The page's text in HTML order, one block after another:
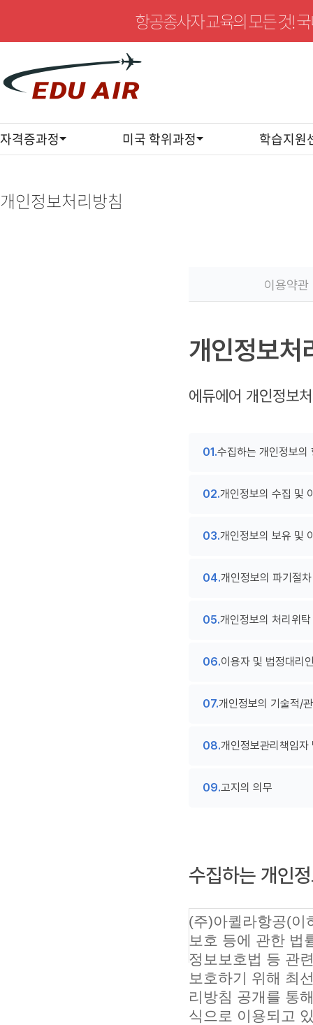
항공종사자 교육의 모든 것!
자격증과정 미국 학위과정 학습지원
정
보개인정보처리방침
이용약관
개인정보처
에듀에어 개인정보
수집하는 개인정보의
개인정보의 수집 및
개인정보의 보유 및
개인정보의 파기절
개인정보의 처리위탁
이용자 및 법정대리
개인정보의 기술적/
개인정보관리책임자
고지의 의무
수집하는 개인
(주)아퀼라항공(이
보호 등에 관한 법
정보보호법 등 관
보호하기 위해 최
리방침 공개를 통
식으로 이용되고